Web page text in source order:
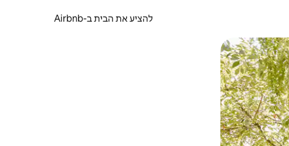
להציע את הבית ב-Airbnb